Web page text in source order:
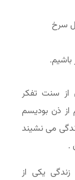
سرخ
از سنت تفکر
ذن بودیسم
می نشیند
.
یکی از